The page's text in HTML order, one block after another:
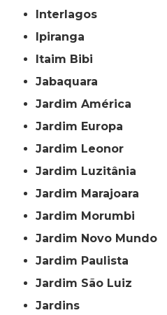
Interlagos
Ipiranga
Itaim Bibi
Jabaquara
Jardim América
Jardim Europa
Jardim Leonor
Jardim Luzitânia
Jardim Marajoara
Jardim Morumbi
Jardim Novo Mundo
Jardim Paulista
Jardim São Luiz
Jardins